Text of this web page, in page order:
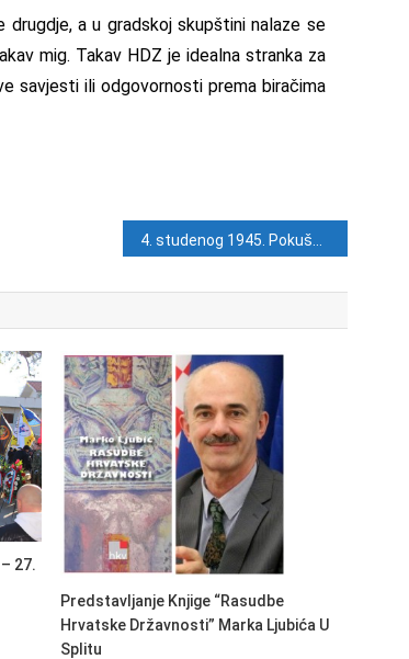
a u gradskoj skupštini nalaze se
mig. Takav HDZ je idealna stranka za
savjesti ili odgovornosti prema biračima
27.
Predstavljanje Knjige “Rasudbe
Hrvatske Državnosti” Marka Ljubića U
Splitu